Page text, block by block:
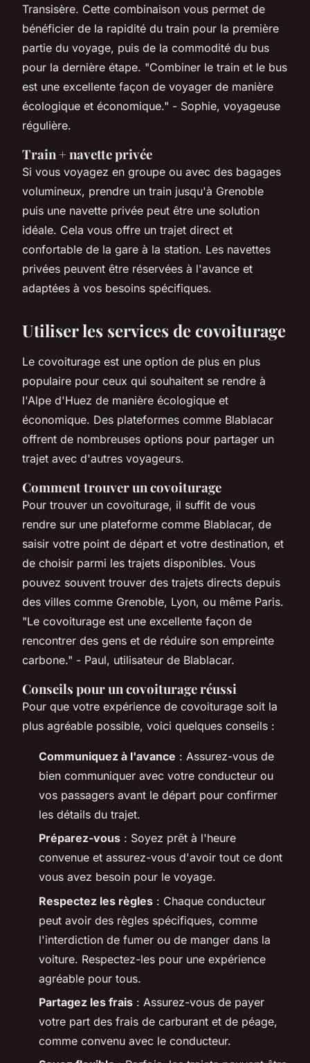
Transisère. Cette combinaison vous permet de
bénéficier de la rapidité du train pour la première
partie du voyage, puis de la commodité du bus
pour la dernière étape. "Combiner le train et le bus
est une excellente façon de voyager de manière
écologique et économique." - Sophie, voyageuse
régulière.
Train + navette privée
Si vous voyagez en groupe ou avec des bagages
volumineux, prendre un train jusqu'à Grenoble
puis une navette privée peut être une solution
idéale. Cela vous offre un trajet direct et
confortable de la gare à la station. Les navettes
privées peuvent être réservées à l'avance et
adaptées à vos besoins spécifiques.
Utiliser les services de covoiturage
Le covoiturage est une option de plus en plus
populaire pour ceux qui souhaitent se rendre à
l'Alpe d'Huez de manière écologique et
économique. Des plateformes comme Blablacar
offrent de nombreuses options pour partager un
trajet avec d'autres voyageurs.
Comment trouver un covoiturage
Pour trouver un covoiturage, il suffit de vous
rendre sur une plateforme comme Blablacar, de
saisir votre point de départ et votre destination, et
de choisir parmi les trajets disponibles. Vous
pouvez souvent trouver des trajets directs depuis
des villes comme Grenoble, Lyon, ou même Paris.
"Le covoiturage est une excellente façon de
rencontrer des gens et de réduire son empreinte
carbone." - Paul, utilisateur de Blablacar.
Conseils pour un covoiturage réussi
Pour que votre expérience de covoiturage soit la
plus agréable possible, voici quelques conseils :
Communiquez à l'avance : Assurez-vous de
bien communiquer avec votre conducteur ou
vos passagers avant le départ pour confirmer
les détails du trajet.
Préparez-vous : Soyez prêt à l'heure
convenue et assurez-vous d'avoir tout ce dont
vous avez besoin pour le voyage.
Respectez les règles : Chaque conducteur
peut avoir des règles spécifiques, comme
l'interdiction de fumer ou de manger dans la
voiture. Respectez-les pour une expérience
agréable pour tous.
Partagez les frais : Assurez-vous de payer
votre part des frais de carburant et de péage,
comme convenu avec le conducteur.